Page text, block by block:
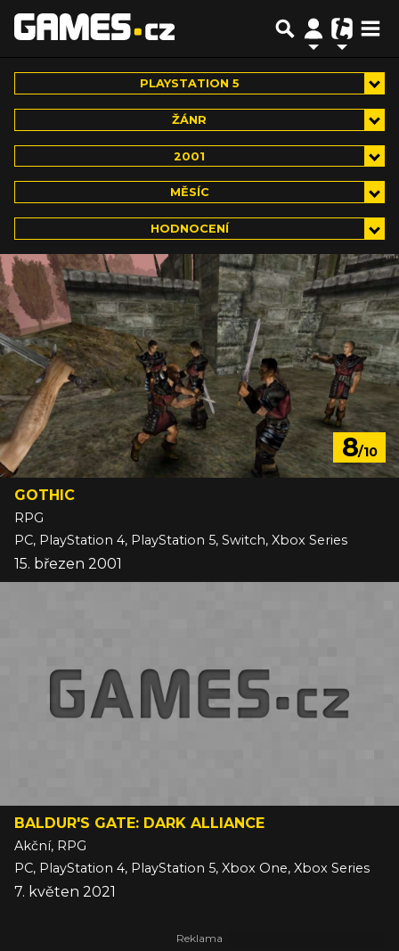
PLAYSTATION 5
ŽÁNR
2001
MĚSÍC
HODNOCENÍ
8/10
GOTHIC
RPG
PC, PlayStation 4, PlayStation 5, Switch, Xbox Series
15. březen 2001
BALDUR'S GATE: DARK ALLIANCE
Akční, RPG
PC, PlayStation 4, PlayStation 5, Xbox One, Xbox Series
7. květen 2021